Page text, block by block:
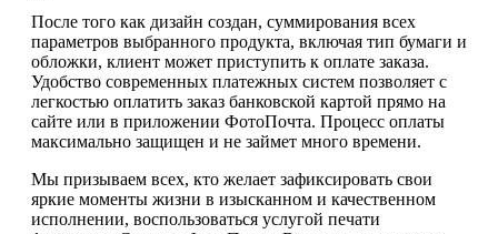
После того как дизайн создан, суммирования всех
параметров выбранного продукта, включая тип бумаги и
обложки, клиент может приступить к оплате заказа.
Удобство современных платежных систем позволяет с
легкостью оплатить заказ банковской картой прямо на
сайте или в приложении ФотоПочта. Процесс оплаты
максимально защищен и не займет много времени.
Мы призываем всех, кто желает зафиксировать свои
яркие моменты жизни в изысканном и качественном
исполнении, воспользоваться услугой печати